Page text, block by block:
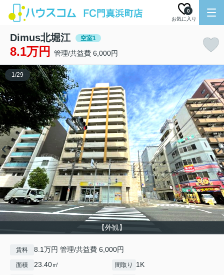
お気に入り
0
Dimus北堀江 空室1
8.1万円 管理/共益費 6,000円
【外観】
1/29
賃料 8.1万円 管理/共益費 6,000円
面積 23.40㎡ 間取り 1K